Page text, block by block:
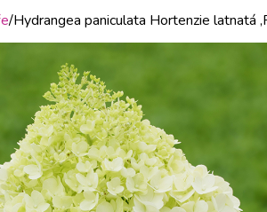
Hydrangea paniculata Hortenzie latnatá